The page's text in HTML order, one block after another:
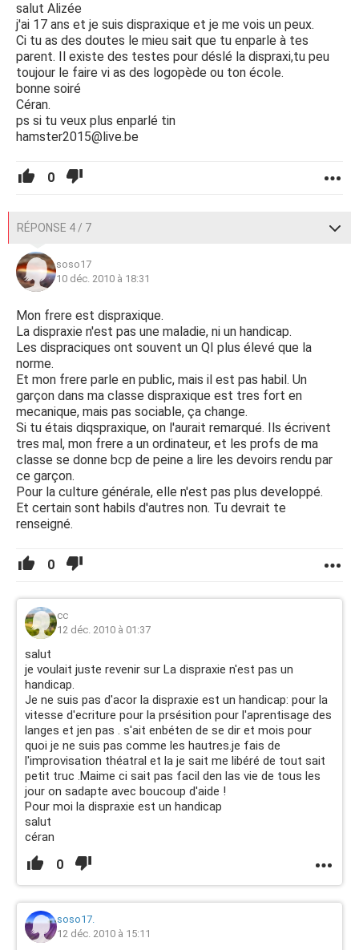
salut Alizée
j'ai 17 ans et je suis dispraxique et je me vois un peux.
Ci tu as des doutes le mieu sait que tu enparle à tes
parent. Il existe des testes pour déslé la dispraxi,tu peu
toujour le faire vi as des logopède ou ton école.
bonne soiré
Céran.
ps si tu veux plus enparlé tin
hamster2015@live.be
0
RÉPONSE 4 / 7
soso17
10 déc. 2010 à 18:31
Mon frere est dispraxique.
La dispraxie n'est pas une maladie, ni un handicap.
Les dispraciques ont souvent un QI plus élevé que la
norme.
Et mon frere parle en public, mais il est pas habil. Un
garçon dans ma classe dispraxique est tres fort en
mecanique, mais pas sociable, ça change.
Si tu étais diqspraxique, on l'aurait remarqué. Ils écrivent
tres mal, mon frere a un ordinateur, et les profs de ma
classe se donne bcp de peine a lire les devoirs rendu par
ce garçon.
Pour la culture générale, elle n'est pas plus developpé.
Et certain sont habils d'autres non. Tu devrait te
renseigné.
0
cc
12 déc. 2010 à 01:37
salut
je voulait juste revenir sur La dispraxie n'est pas un
handicap.
Je ne suis pas d'acor la dispraxie est un handicap: pour la
vitesse d'ecriture pour la prsésition pour l'aprentisage des
langes et jen pas . s'ait enbéten de se dir et mois pour
quoi je ne suis pas comme les hautres.je fais de
l'improvisation théatral et la je sait me libéré de tout sait
petit truc .Maime ci sait pas facil den las vie de tous les
jour on sadapte avec boucoup d'aide !
Pour moi la dispraxie est un handicap
salut
céran
0
soso17.
12 déc. 2010 à 15:11